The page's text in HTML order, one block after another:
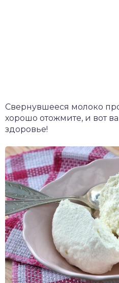
Свернувшееся молоко
хорошо отожмите, и вот
здоровье!